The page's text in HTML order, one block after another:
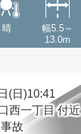
晴
幅5.5～
13.0m
(日)10:41
西一丁目 付近
故